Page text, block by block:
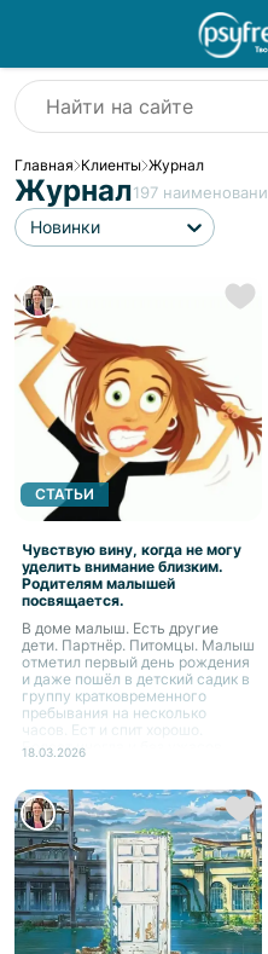
Главная Клиенты Журнал
Журнал197
Новинки
СТАТЬИ
Чувствую вину, когда не могу
уделить внимание близким.
Родителям малышей
посвящается.
В доме малыш. Есть другие
дети. Партнёр. Питомцы. Малыш
отметил первый день рождения
и даже пошёл в детский садик в
группу кратковременного
пребывания на несколько
часов. Ест и спит хорошо.
Болеет иногда и без ужасов.
18.03.2026